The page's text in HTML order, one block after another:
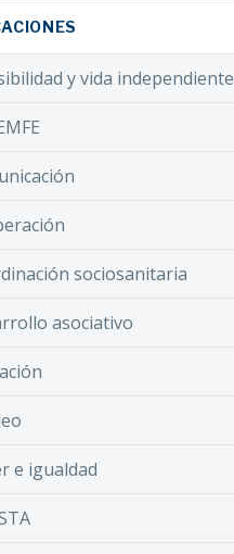
y vida independiente
sociosanitaria
asociativo
e igualdad